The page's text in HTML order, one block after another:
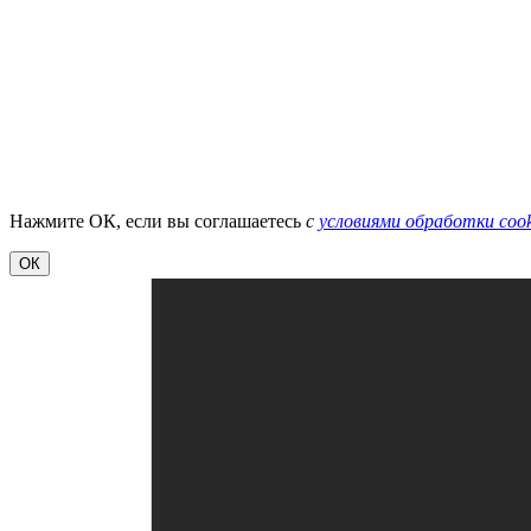
Нажмите ОК, если вы соглашаетесь с условиями обработки
ОК